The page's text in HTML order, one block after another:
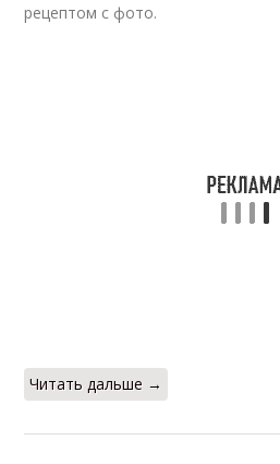
рецептом с фото.
Читать дальше →